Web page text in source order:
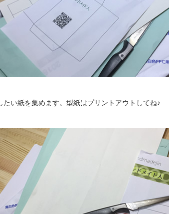
たい紙を集めます。型紙はプリントアウトしてね♪